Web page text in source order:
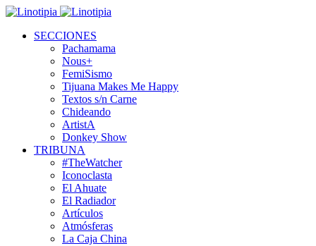
SECCIONES
Pachamama
Nous+
FemiSismo
Tijuana Makes Me Happy
Textos s/n Carne
Chideando
ArtistA
Donkey Show
TRIBUNA
#TheWatcher
Iconoclasta
El Ahuate
El Radiador
Artículos
Atmósferas
La Caja China